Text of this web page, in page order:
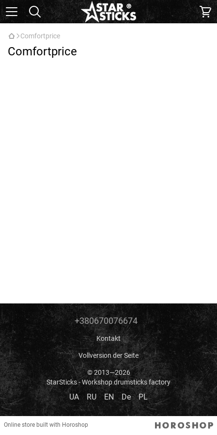
Comfortprice
Comfortprice
+380670076674
Kontakt
Vollversion der Seite
© 2013—2026
StarSticks - Workshop drumsticks factory
UA RU EN De PL
Online store built with Horoshop